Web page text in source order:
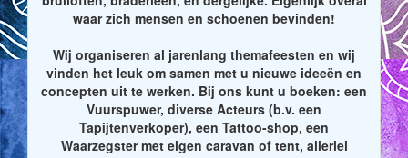
waar zich mensen en schoenen bevinden!
Wij organiseren al jarenlang themafeesten en wij
vinden het leuk om samen met u nieuwe ideeën en
concepten uit te werken. Bij ons kunt u boeken: een
Vuurspuwer, diverse Acteurs (b.v. een
Tapijtenverkoper), een Tattoo-shop, een
Waarzegster met eigen caravan of tent, allerlei